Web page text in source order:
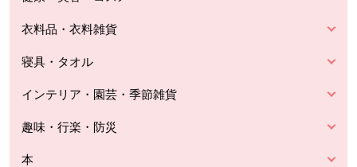
衣料品・衣料雑貨
寝具・タオル
インテリア・園芸・季節雑貨
趣味・行楽・防災
本